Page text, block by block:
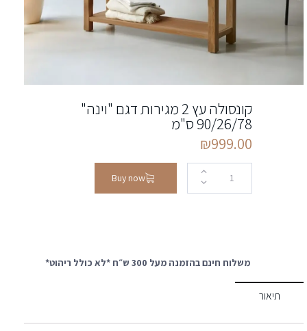
קונסולה עץ 2 מגירות דגם "וינה"
90/26/78 ס"מ
₪999.00
Buy now
משלוח חינם בהזמנה מעל 300 ש״ח *לא כולל ריהוט*
תיאור